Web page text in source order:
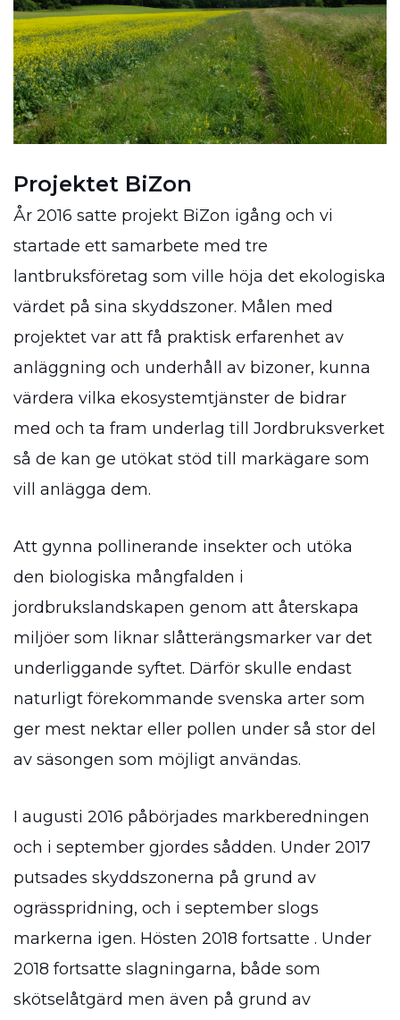
Projektet BiZon
År 2016 satte projekt BiZon igång och vi
startade ett samarbete med tre
lantbruksföretag som ville höja det ekologiska
värdet på sina skyddszoner. Målen med
projektet var att få praktisk erfarenhet av
anläggning och underhåll av bizoner, kunna
värdera vilka ekosystemtjänster de bidrar
med och ta fram underlag till Jordbruksverket
så de kan ge utökat stöd till markägare som
vill anlägga dem.
Att gynna pollinerande insekter och utöka
den biologiska mångfalden i
jordbrukslandskapen genom att återskapa
miljöer som liknar slåtterängsmarker var det
underliggande syftet. Därför skulle endast
naturligt förekommande svenska arter som
ger mest nektar eller pollen under så stor del
av säsongen som möjligt användas.
I augusti 2016 påbörjades markberedningen
och i september gjordes sådden. Under 2017
putsades skyddszonerna på grund av
ogrässpridning, och i september slogs
markerna igen. Hösten 2018 fortsatte . Under
2018 fortsatte slagningarna, både som
skötselåtgärd men även på grund av